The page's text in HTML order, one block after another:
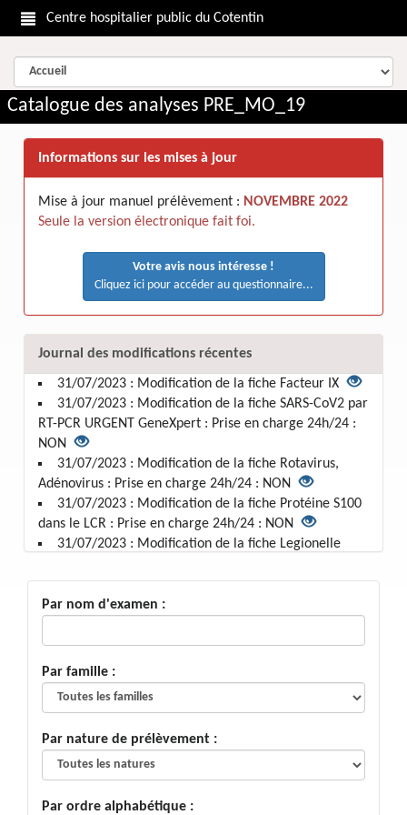
Centre hospitalier public du Cotentin
Catalogue des analyses PRE_MO_19
Informations sur les mises à jour
Mise à jour manuel prélèvement : NOVEMBRE 2022
Seule la version électronique fait foi.
Votre avis nous intéresse !
Cliquez ici pour accéder au questionnaire...
Journal des modifications récentes
31/07/2023 : Modification de la fiche Facteur IX
31/07/2023 : Modification de la fiche SARS-CoV2 par
RT-PCR URGENT GeneXpert : Prise en charge 24h/24 :
NON
31/07/2023 : Modification de la fiche Rotavirus,
Adénovirus : Prise en charge 24h/24 : NON
31/07/2023 : Modification de la fiche Protéine S100
dans le LCR : Prise en charge 24h/24 : NON
31/07/2023 : Modification de la fiche Legionelle
31/07/2023 : Modification de la fiche LDH PLEURAL :
Prise en charge 24h/24 : NON
Prise en charge 24h/24 : NON
31/07/2023 : Modification de la fiche LDH : Prise en
charge 24h/24 : NON
31/07/2023 : Modification de la fiche HEMOCULTURE
31/07/2023 : Modification de la fiche HEMOCULTURE
Pédiatrique : Prise en charge 24h/24 : NON
31/07/2023 : Modification de la fiche HEMOCULTURE
Pédiatrique : Prise en charge 24h/24 : NON
Par nom d'examen :
Par famille :
Par nature de prélèvement :
Par ordre alphabétique :